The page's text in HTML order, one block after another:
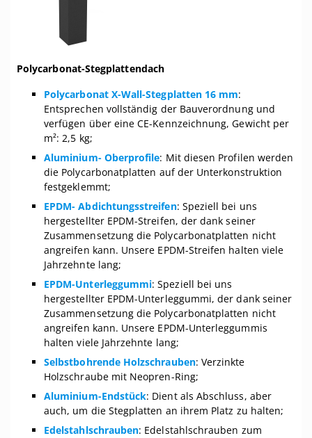
Polycarbonat-Stegplattendach
Polycarbonat X-Wall-Stegplatten 16 mm:
Entsprechen vollständig der Bauverordnung und
verfügen über eine CE-Kennzeichnung, Gewicht per
m²: 2,5 kg;
Aluminium- Oberprofile: Mit diesen Profilen werden
die Polycarbonatplatten auf der Unterkonstruktion
festgeklemmt;
EPDM- Abdichtungsstreifen: Speziell bei uns
hergestellter EPDM-Streifen, der dank seiner
Zusammensetzung die Polycarbonatplatten nicht
angreifen kann. Unsere EPDM-Streifen halten viele
Jahrzehnte lang;
EPDM-Unterleggummi: Speziell bei uns
hergestellter EPDM-Unterleggummi, der dank seiner
Zusammensetzung die Polycarbonatplatten nicht
angreifen kann. Unsere EPDM-Unterleggummis
halten viele Jahrzehnte lang;
Selbstbohrende Holzschrauben: Verzinkte
Holzschraube mit Neopren-Ring;
Aluminium-Endstück: Dient als Abschluss, aber
auch, um die Stegplatten an ihrem Platz zu halten;
Edelstahlschrauben: Edelstahlschrauben zum